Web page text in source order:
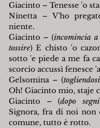
Giacinto – Tenesse 'o
Ninetta – V'ho
niente.
Giacinto – (incomincia a
tossire) E chisto 'o
sotto 'e piede a me fa
scorcio accussì fenesce
Gelsomina – (
Oh! Giacinto mio, staje
Giacinto – (dopo
Signora, fra di noi non
comune, tutto è rotto.